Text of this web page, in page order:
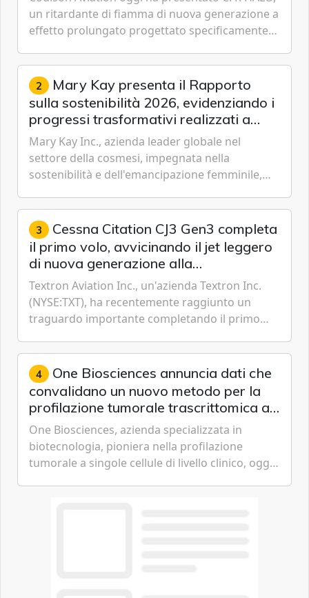
un ritardante di fiamma di nuova generazione a
effetto prolungato progettato specificamente
missioni an...
2 Mary Kay presenta il Rapporto
sulla sostenibilità 2026, evidenziando i
progressi trasformativi realizzati a
livello globale nelle sfere sociale,
economica e ambientale
Mary Kay Inc., azienda leader globale nel
settore della cosmesi, impegnata nella
sostenibilità e dell'emancipazione femminile,
sostenibilità 2026, una panora...
3 Cessna Citation CJ3 Gen3 completa
il primo volo, avvicinando il jet leggero
di nuova generazione alla
certificazione
Textron Aviation Inc., un'azienda Textron Inc.
(NYSE:TXT), ha recentemente raggiunto un
traguardo importante completando il primo
Gen3, avvicinando i...
4 One Biosciences annuncia dati che
convalidano un nuovo metodo per la
profilazione tumorale trascrittomica a
singole cellule da campioni istologici
One Biosciences, azienda specializzata in
biotecnologia, pioniera nella profilazione
tumorale a singole cellule di livello clinico, oggi